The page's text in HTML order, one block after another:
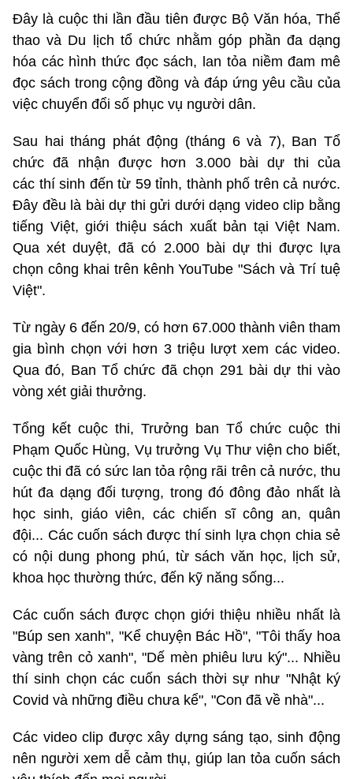
Đây là cuộc thi lần đầu tiên được Bộ Văn hóa, Thể
thao và Du lịch tổ chức nhằm góp phần đa dạng
hóa các hình thức đọc sách, lan tỏa niềm đam mê
đọc sách trong cộng đồng và đáp ứng yêu cầu của
việc chuyển đổi số phục vụ người dân.
Sau hai tháng phát động (tháng 6 và 7), Ban Tổ
chức đã nhận được hơn 3.000 bài dự thi của
các thí sinh đến từ 59 tỉnh, thành phố trên cả nước.
Đây đều là bài dự thi gửi dưới dạng video clip bằng
tiếng Việt, giới thiệu sách xuất bản tại Việt Nam.
Qua xét duyệt, đã có 2.000 bài dự thi được lựa
chọn công khai trên kênh YouTube "Sách và Trí tuệ
Việt".
Từ ngày 6 đến 20/9, có hơn 67.000 thành viên tham
gia bình chọn với hơn 3 triệu lượt xem các video.
Qua đó, Ban Tổ chức đã chọn 291 bài dự thi vào
vòng xét giải thưởng.
Tổng kết cuộc thi, Trưởng ban Tổ chức cuộc thi
Phạm Quốc Hùng, Vụ trưởng Vụ Thư viện cho biết,
cuộc thi đã có sức lan tỏa rộng rãi trên cả nước, thu
hút đa dạng đối tượng, trong đó đông đảo nhất là
học sinh, giáo viên, các chiến sĩ công an, quân
đội... Các cuốn sách được thí sinh lựa chọn chia sẻ
có nội dung phong phú, từ sách văn học, lịch sử,
khoa học thường thức, đến kỹ năng sống...
Các cuốn sách được chọn giới thiệu nhiều nhất là
"Búp sen xanh", "Kể chuyện Bác Hồ", "Tôi thấy hoa
vàng trên cỏ xanh", "Dế mèn phiêu lưu ký"... Nhiều
thí sinh chọn các cuốn sách thời sự như "Nhật ký
Covid và những điều chưa kể", "Con đã về nhà"...
Các video clip được xây dựng sáng tạo, sinh động
nên người xem dễ cảm thụ, giúp lan tỏa cuốn sách